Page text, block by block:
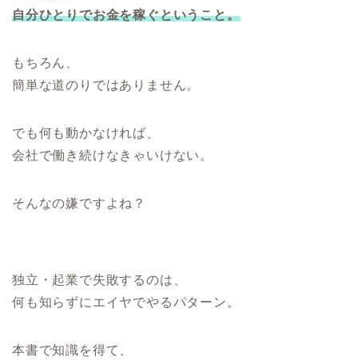
自分ひとりでお金を稼ぐということ。
もちろん、
簡単な道のりではありません。
でも何も動かなければ、
会社で働き続けなきゃいけない。
そんなの嫌ですよね？
独立・起業で失敗するのは、
何も知らずにエイヤでやるパターン。
本書で知識を得て、